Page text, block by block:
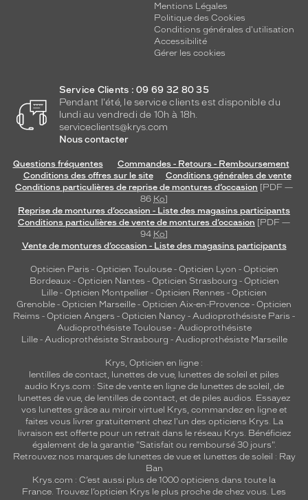
Mentions Légales
Politique des Cookies
Conditions générales d'utilisation
Accessibilité
Gérer les cookies
Service Clients : 09 69 32 80 35
Pendant l'été, le service clients est disponible du
lundi au vendredi de 10h à 18h.
serviceclients@krys.com
Nous contacter
Questions fréquentes
Commandes - Retours - Remboursement
Conditions des offres sur le site
Conditions générales de vente
Conditions particulières de reprise de montures d’occasion [PDF —
86 Ko]
Reprise de montures d’occasion - Liste des magasins participants
Conditions particulières de vente de montures d’occasion [PDF —
94 Ko]
Vente de montures d’occasion - Liste des magasins participants
Opticien Paris - Opticien Toulouse- Opticien Lyon - Opticien
Bordeaux- Opticien Nantes - Opticien Strasbourg - Opticien
Lille - Opticien Montpellier - Opticien Rennes - Opticien
Grenoble - Opticien Marseille - Opticien Aix-en-Provence - Opticien
Reims - Opticien Angers - Opticien Nancy - Audioprothésiste Paris -
Audioprothésiste Toulouse- Audioprothésiste
Lille- Audioprothésiste Strasbourg - Audioprothésiste Marseille
Krys, Opticien en ligne :
lentilles de contact, lunettes de vue, lunettes de soleil et piles
audio Krys.com : Site de vente en ligne de lunettes de soleil, de
lunettes de vue, de lentilles de contact, et de piles audios. Essayez
vos lunettes grâce au miroir virtuel Krys, commandez en ligne et
faites vous livrer gratuitement chez l'un des opticiens Krys. La
livraison est offerte pour un retrait dans le réseau Krys. Bénéficiez
également de la garantie "Satisfait ou remboursé 30 jours".
Retrouvez nos marques de lunettes de vue et lunettes de soleil : Ray
Ban
Krys.com : C’est aussi plus de 1000 opticiens dans toute la
France. Trouvez l’opticien Krys le plus proche de chez vous. Les